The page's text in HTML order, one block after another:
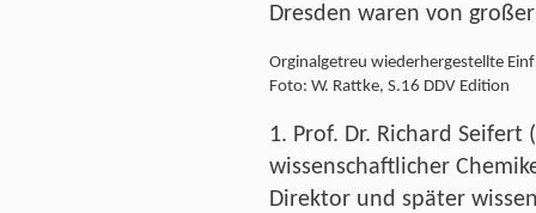
Dresden waren von
Orginalgetreu wiederhergestellte
Foto: W. Rattke, S.16 DDV Edition
1. Prof. Dr. Richard Seifert
wissenschaftlicher
Direktor und später